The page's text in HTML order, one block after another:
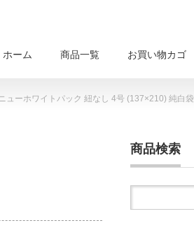
ホーム 商品一覧 お買い物カゴ
ューホワイトパック 紐なし 4号 (137×210) 純白袋
商品検索